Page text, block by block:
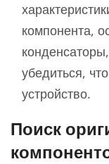
компонента,
убедиться,
устройство.
Поиск